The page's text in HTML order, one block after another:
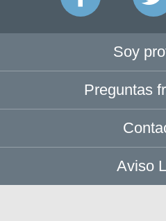
Soy
Preguntas
Aviso